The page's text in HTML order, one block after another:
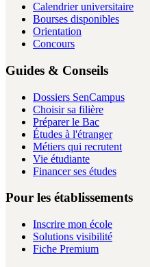
Calendrier universitaire
Bourses disponibles
Orientation
Concours
Guides & Conseils
Dossiers SenCampus
Choisir sa filière
Préparer le Bac
Études à l'étranger
Métiers qui recrutent
Vie étudiante
Financer ses études
Pour les établissements
Inscrire mon école
Solutions visibilité
Fiche Premium